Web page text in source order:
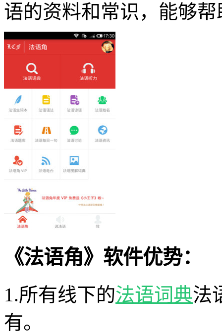
语的资料和常识，能够
《法语角》软件优势：
1.所有线下的法语词典法
有。